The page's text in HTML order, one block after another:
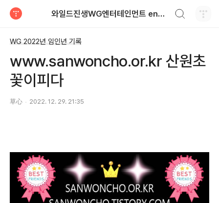
와일드진생WG엔터테인먼트 entertainment
WG 2022년 임인년 기록
www.sanwoncho.or.kr 산원초
꽃이피다
草心 2022. 12. 29. 21:35